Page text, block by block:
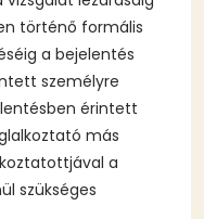
történő formális
a bejelentés
személyre
érintett
más
a
szükséges